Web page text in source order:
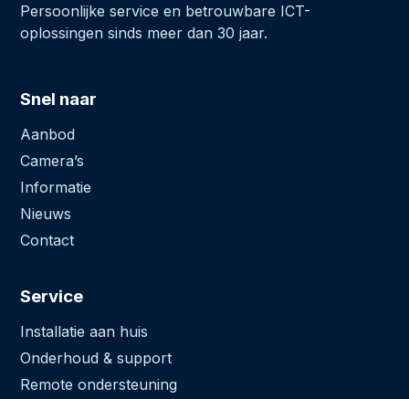
Persoonlijke service en betrouwbare ICT-
oplossingen sinds meer dan 30 jaar.
Snel naar
Aanbod
Camera’s
Informatie
Nieuws
Contact
Service
Installatie aan huis
Onderhoud & support
Remote ondersteuning